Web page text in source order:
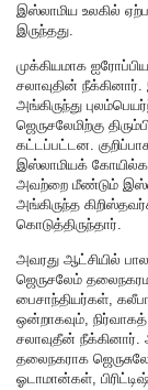
இஸ்லாமிய உலகில்
இருந்தது.
முக்கியமாக
சலாவுதின்
அங்கிருந்து
ஜெருசலேமிற்கு
கட்டப்பட்டன.
இஸ்லாமியக்
அவற்றை மீண்டும்
அங்கிருந்த
கொடுத்திருந்தார்.
அவரது ஆட்சியில்
ஜெருசலேம்
பைசாந்தியர்கள்,
ஒன்றாகவும்,
சலாவுதீன்
தலைநகராக
ஓடாமான்கள்,